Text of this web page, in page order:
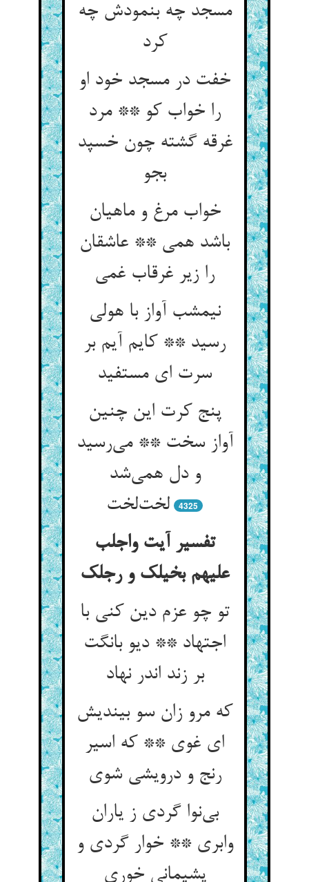
مسجد چه بنمودش چه
کرد
خفت در مسجد خود او
را خواب کو ** مرد
غرقه گشته چون خسپد
بجو
خواب مرغ و ماهیان
باشد همی ** عاشقان
را زیر غرقاب غمی
نیمشب آواز با هولی
رسید ** کایم آیم بر
سرت ای مستفید
پنج کرت این چنین
آواز سخت ** می‌رسید
و دل همی‌شد
لخت‌لخت
4325
تفسیر آیت واجلب
علیهم بخیلک و رجلک
تو چو عزم دین کنی با
اجتهاد ** دیو بانگت
بر زند اندر نهاد
که مرو زان سو بیندیش
ای غوی ** که اسیر
رنج و درویشی شوی
بی‌نوا گردی ز یاران
وابری ** خوار گردی و
پشیمانی خوری